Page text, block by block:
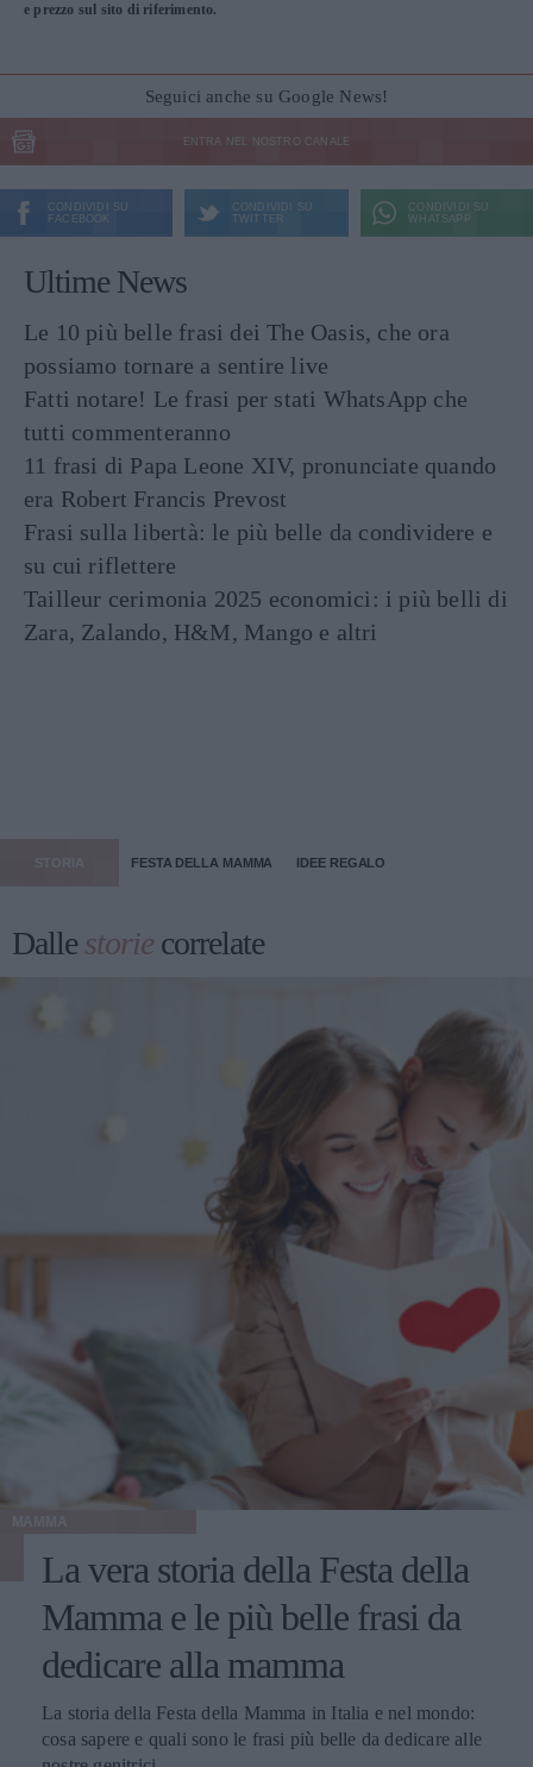
e prezzo sul sito di riferimento.
Seguici anche su Google News!
ENTRA NEL NOSTRO CANALE
CONDIVIDI SU
FACEBOOK
CONDIVIDI SU
TWITTER
CONDIVIDI SU
WHATSAPP
Ultime News
Le 10 più belle frasi dei The Oasis, che ora
possiamo tornare a sentire live
Fatti notare! Le frasi per stati WhatsApp che
tutti commenteranno
11 frasi di Papa Leone XIV, pronunciate quando
era Robert Francis Prevost
Frasi sulla libertà: le più belle da condividere e
su cui riflettere
Tailleur cerimonia 2025 economici: i più belli di
Zara, Zalando, H&M, Mango e altri
FESTA DELLA MAMMA IDEE REGALO
Dallestoriecorrelate
La vera storia della Festa della
Mamma e le più belle frasi da
dedicare alla mamma
La storia della Festa della Mamma in Italia e nel mondo:
cosa sapere e quali sono le frasi più belle da dedicare alle